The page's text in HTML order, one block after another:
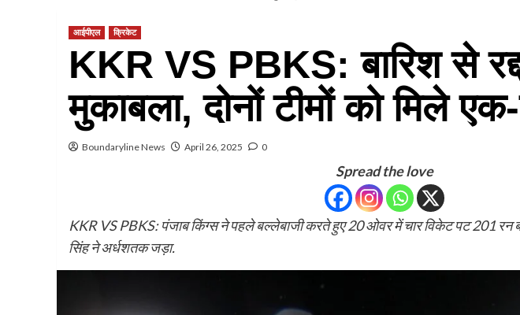
आईपीएल क्रिकेट
KKR VS PBKS: बारिश से
मुकाबला, दोनों टीमों को मिले
Boundaryline News April 26, 2025 0
Spread the love
KKR VS PBKS: पंजाब किंग्स ने पहले बल्लेबाजी करते हुए 20 ओवर में चार विकेट पट 201 रन
सिंह ने अर्धशतक जड़ा.